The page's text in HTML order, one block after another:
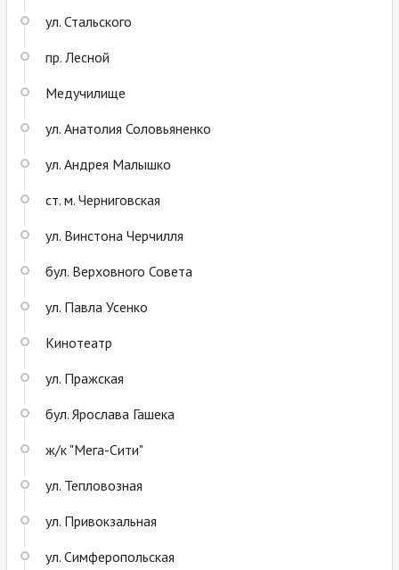
ул. Стальского
пр. Лесной
Медучилище
ул. Анатолия Соловьяненко
ул. Андрея Малышко
ст. м. Черниговская
ул. Винстона Черчилля
бул. Верховного Совета
ул. Павла Усенко
Кинотеатр
ул. Пражская
бул. Ярослава Гашека
ж/к "Мега-Сити"
ул. Тепловозная
ул. Привокзальная
ул. Симферопольская